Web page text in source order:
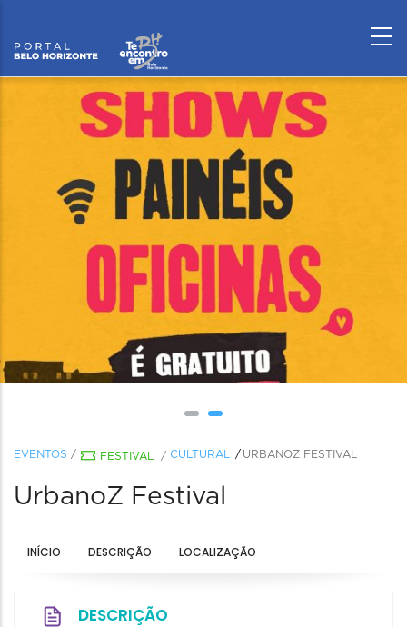
EVENTOS / FESTIVAL / CULTURAL URBANOZ FESTIVAL
UrbanoZ Festival
INÍCIO DESCRIÇÃO LOCALIZAÇÃO
DESCRIÇÃO